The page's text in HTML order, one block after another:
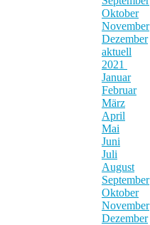
Oktober
November
Dezember
aktuell
2021
Januar
Februar
März
April
Mai
Juni
Juli
August
September
Oktober
November
Dezember